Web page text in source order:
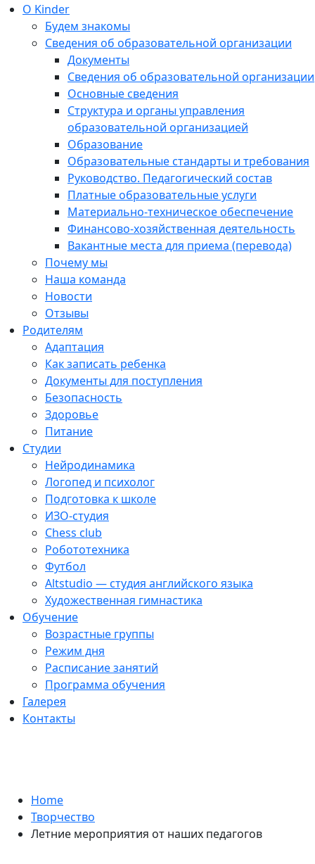
О Kinder
Будем знакомы
Сведения об образовательной организации
Документы
Сведения об образовательной организации
Основные сведения
Структура и органы управления
образовательной организацией
Образование
Образовательные стандарты и требования
Руководство. Педагогический состав
Платные образовательные услуги
Материально-техническое обеспечение
Финансово-хозяйственная деятельность
Вакантные места для приема (перевода)
Почему мы
Наша команда
Новости
Отзывы
Родителям
Адаптация
Как записать ребенка
Документы для поступления
Безопасность
Здоровье
Питание
Студии
Нейродинамика
Логопед и психолог
Подготовка к школе
ИЗО-студия
Chess club
Робототехника
Футбол
Altstudio — студия английского языка
Художественная гимнастика
Обучение
Возрастные группы
Режим дня
Расписание занятий
Программа обучения
Галерея
Контакты
Home
Творчество
Летние мероприятия от наших педагогов